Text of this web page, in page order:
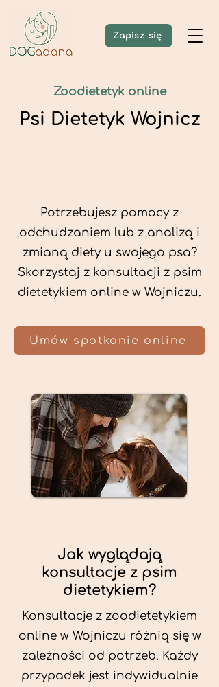
Zapisz się
Zoodietetyk online
Psi Dietetyk Wojnicz
Potrzebujesz pomocy z
odchudzaniem lub z analizą i
zmianą diety u swojego psa?
Skorzystaj z konsultacji z psim
dietetykiem online w Wojniczu.
Umów spotkanie online
Jak wyglądają
konsultacje z psim
dietetykiem?
Konsultacje z zoodietetykiem
online w Wojniczu różnią się w
zależności od potrzeb. Każdy
przypadek jest indywidualnie